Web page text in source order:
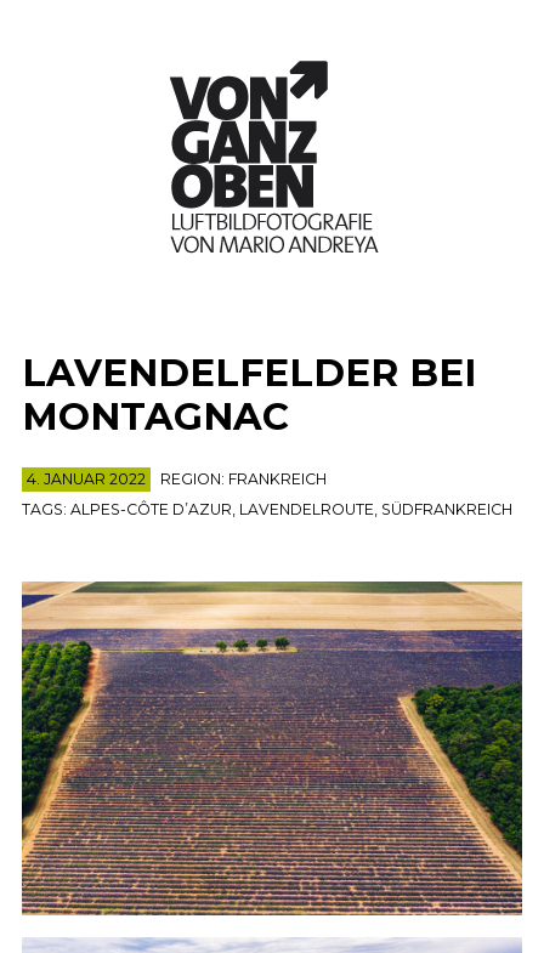
LAVENDELFELDER BEI
MONTAGNAC
4. JANUAR 2022 REGION: FRANKREICH
TAGS: ALPES-CÔTE D’AZUR, LAVENDELROUTE, SÜDFRANKREICH